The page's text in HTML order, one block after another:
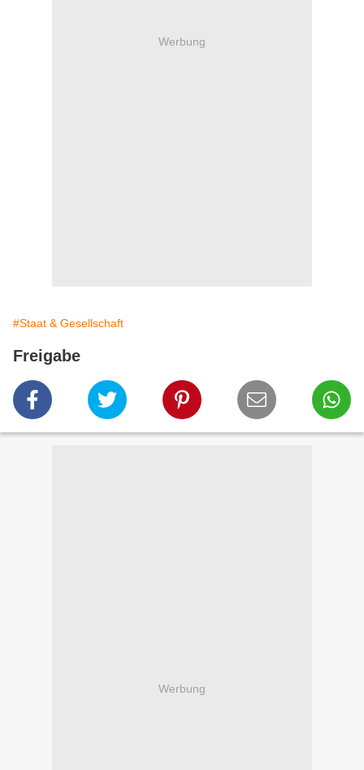
Werbung
#Staat & Gesellschaft
Freigabe
Werbung